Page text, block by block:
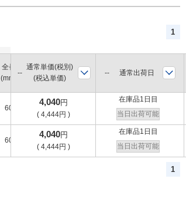
1
全長
(mm)
ねじ長
(mm)
シャンク径
(mm)
60 5.5
60 5.5
通常単価(税別)
(税込単価)
通常出荷日
4,040円
( 4,444円 )
在庫品1日目
当日出荷可能
4,040円
( 4,444円 )
在庫品1日目
当日出荷可能
1